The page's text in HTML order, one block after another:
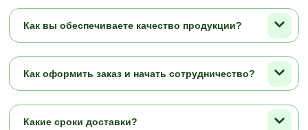
Как вы обеспечиваете качество продукции?
Как оформить заказ и начать сотрудничество?
Какие сроки доставки?